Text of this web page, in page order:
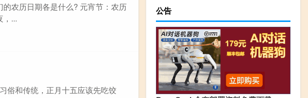
农历日期各是什么? 元宵节：农历
，...
俗和传统，正月十五应该先吃饺
公告